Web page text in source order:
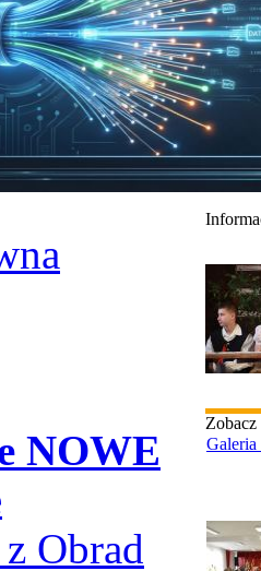
NOWE
Obrad
Zobacz
Galeria